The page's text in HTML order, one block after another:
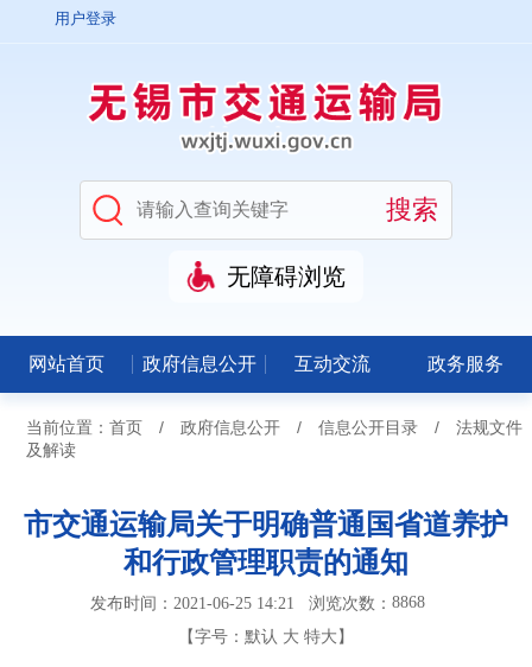
用户登录
无障碍浏览
网站首页 政府信息公开 互动交流 政务服务
当前位置： 首页 / 政府信息公开 / 信息公开目录 /
法规文件
及解读
市交通运输局关于明确普通国省道养护
和行政管理职责的通知
发布时间：2021-06-25 14:21浏览次数：8868
【字号： 默认 大 特大 】